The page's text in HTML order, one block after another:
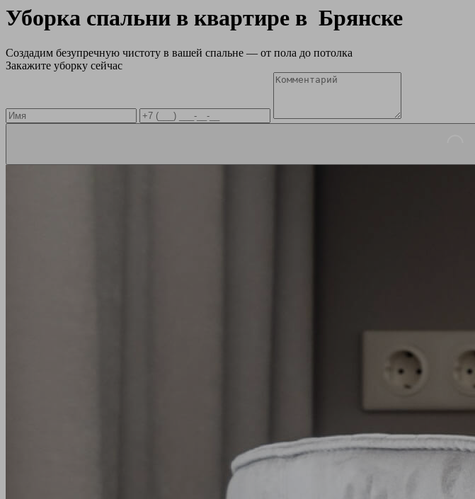
Уборка спальни в квартире в Брянске
Создадим безупречную чистоту в вашей спальне — от пола до потолка
Закажите уборку сейчас